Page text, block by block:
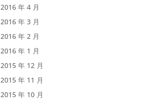
2016 年 4 月
2016 年 3 月
2016 年 2 月
2016 年 1 月
2015 年 12 月
2015 年 11 月
2015 年 10 月